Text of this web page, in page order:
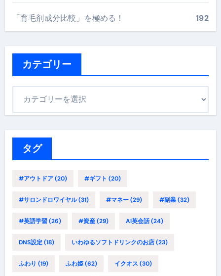
「育毛剤成分比較」を極める！ 192
カテゴリー
タグ
#アウトドア(20) #ギフト (20)
#サロンドロワイヤル(31) #マネー(29) #副業(32)
#英語学習(26) #資産(29) AI英会話(24)
DNS設定(18) いわゆるソフトドリンクのお店(23)
ふわり (19) ふわ姫(62) イクオス (30)